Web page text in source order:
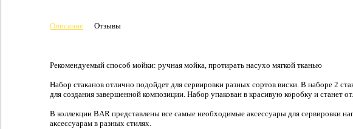
Описание Отзывы
Рекомендуемый способ мойки: ручная мойка, протирать насухо мягкой тканью
Набор стаканов отлично подойдет для сервировки разных сортов виски. В наборе 2
для создания завершенной композиции. Набор упакован в красивую коробку и станет
В коллекции BAR представлены все самые необходимые аксессуары для сервировки
аксессуарам в разных стилях.